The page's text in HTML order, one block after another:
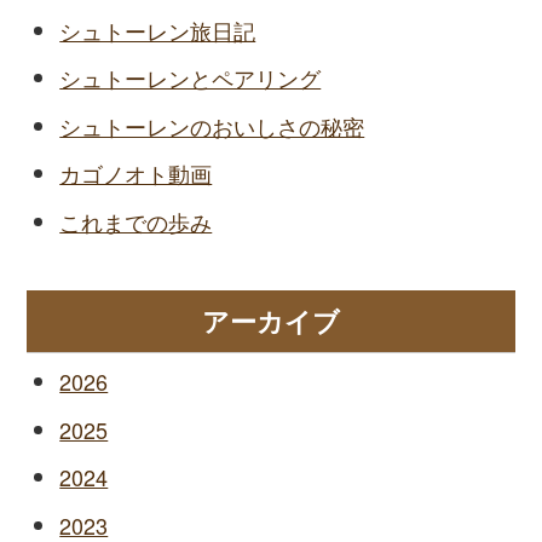
シュトーレン旅日記
シュトーレンとペアリング
シュトーレンのおいしさの秘密
カゴノオト動画
これまでの歩み
アーカイブ
2026
2025
2024
2023